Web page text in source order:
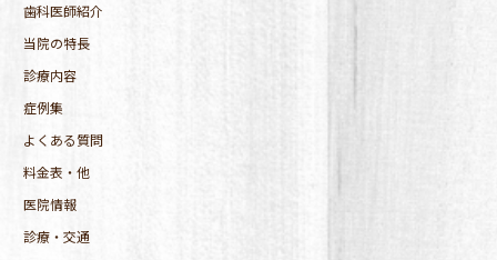
歯科医師紹介
当院の特長
診療内容
症例集
よくある質問
料金表・他
医院情報
診療・交通